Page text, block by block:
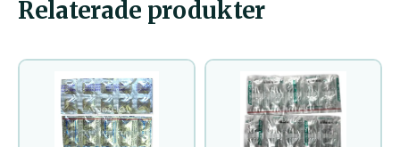
Relaterade produkter